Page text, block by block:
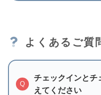
よくあるご質
Q
チェックインとチ
えてください